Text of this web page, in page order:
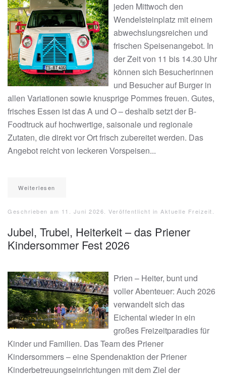
jeden Mittwoch den
Wendelsteinplatz mit einem
abwechslungsreichen und
frischen Speisenangebot. In
der Zeit von 11 bis 14.30 Uhr
können sich Besucherinnen
und Besucher auf Burger in
allen Variationen sowie knusprige Pommes freuen. Gutes,
frisches Essen ist das A und O – deshalb setzt der B-
Foodtruck auf hochwertige, saisonale und regionale
Zutaten, die direkt vor Ort frisch zubereitet werden. Das
Angebot reicht von leckeren Vorspeisen...
Weiterlesen
Geschrieben am 11. Juni 2026 . Veröffentlicht in Aktuelle Freizeit
Jubel, Trubel, Heiterkeit – das Priener
Kindersommer Fest 2026
Prien – Heiter, bunt und
voller Abenteuer: Auch 2026
verwandelt sich das
Eichental wieder in ein
großes Freizeitparadies für
Kinder und Familien. Das Team des Priener
Kindersommers – eine Spendenaktion der Priener
Kinderbetreuungseinrichtungen mit dem Ziel der